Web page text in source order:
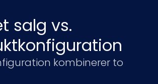
salg vs.
kombinerer to